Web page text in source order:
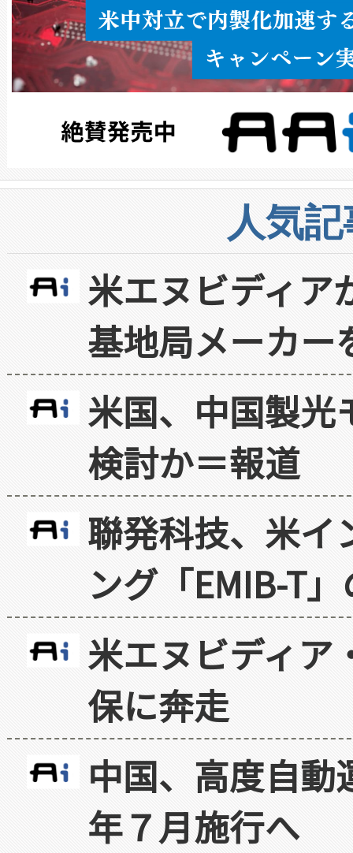
人気
米エヌビディア
基地局メーカー
米国、中国製光
検討か＝報道
聯発科技、米イ
ング「EMIB-T
米エヌビディア
保に奔走
中国、高度自
年７月施行へ